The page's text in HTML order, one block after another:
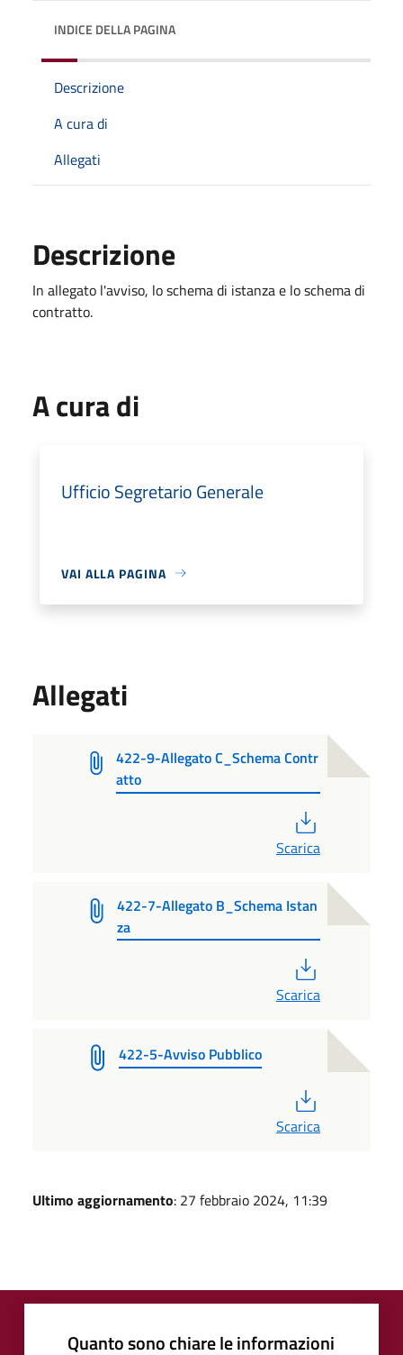
INDICE DELLA PAGINA
Descrizione
A cura di
Allegati
Descrizione
In allegato l'avviso, lo schema di istanza e lo schema di
contratto.
A cura di
Ufficio Segretario Generale
VAI ALLA PAGINA
Allegati
422-9-Allegato C_Schema Contr
atto
Scarica
422-7-Allegato B_Schema Istan
za
Scarica
422-5-Avviso Pubblico
Scarica
Ultimo aggiornamento: 27 febbraio 2024, 11:39
Quanto sono chiare le informazioni